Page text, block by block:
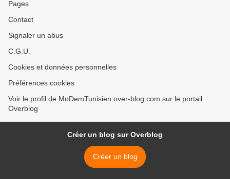
Pages
Contact
Signaler un abus
C.G.U.
Cookies et données personnelles
Préférences cookies
Voir le profil de MoDemTunisien.over-blog.com sur le portail
Overblog
Créer un blog sur Overblog
Créer un blog